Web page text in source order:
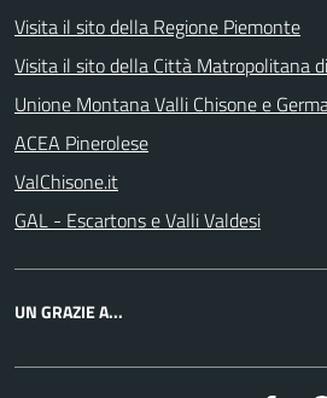
Visita il sito della Regione Piemonte
Visita il sito della Città Matropolitana
Unione Montana Valli Chisone e
ACEA Pinerolese
ValChisone.it
GAL - Escartons e Valli Valdesi
UN GRAZIE A...